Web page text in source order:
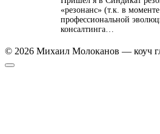
«резонанс» (т.к. в
профессиональной
консалтинга…
© 2026 Михаил Молоканов — коуч